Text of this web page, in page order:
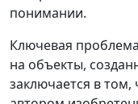
понимании.
Ключевая
на объекты,
заключается в том,